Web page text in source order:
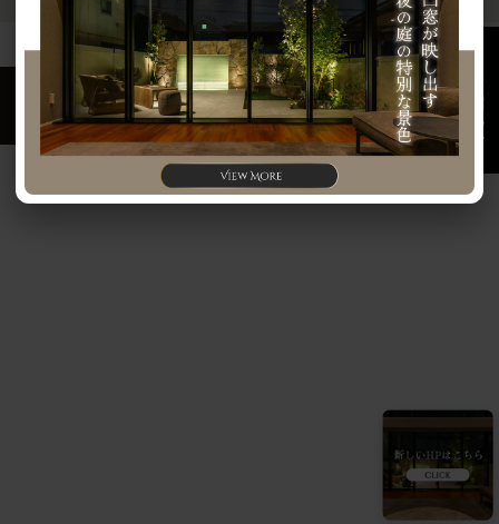
お問い合わせ